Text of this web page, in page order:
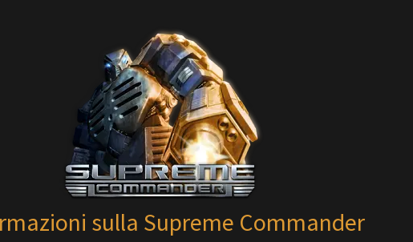
sulla Supreme Commander